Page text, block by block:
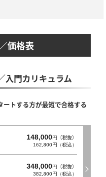
価格表
入門カリキュラム
トする方が最短で合格する
148,000円（税抜）
162,800円（税込）
348,000円（税抜）
382,800円（税込）